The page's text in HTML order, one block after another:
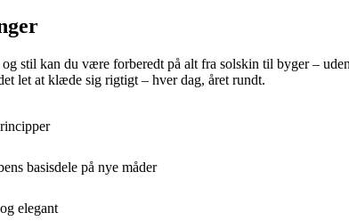
stil kan du være forberedt på alt fra solskin til byger –
let at klæde sig rigtigt – hver dag, året rundt.
basisdele på nye måder
elegant